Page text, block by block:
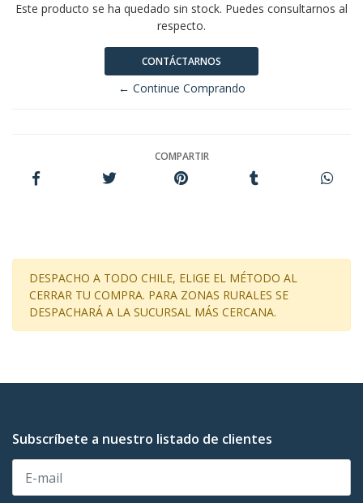
Este producto se ha quedado sin stock. Puedes consultarnos al
respecto.
CONTÁCTARNOS
← Continue Comprando
COMPARTIR
DESPACHO A TODO CHILE, ELIGE EL MÉTODO AL
CERRAR TU COMPRA. PARA ZONAS RURALES SE
DESPACHARÁ A LA SUCURSAL MÁS CERCANA.
Subscríbete a nuestro listado de clientes